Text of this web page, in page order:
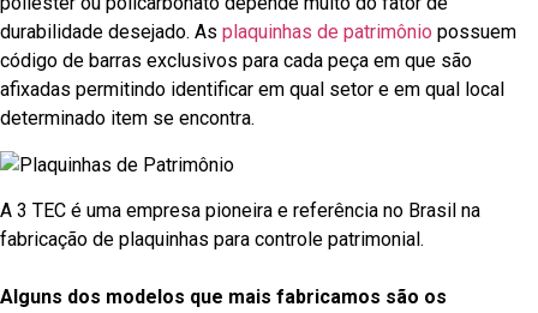
durabilidade desejado. As plaquinhas de patrimônio possuem
código de barras exclusivos para cada peça em que são
afixadas permitindo identificar em qual setor e em qual local
determinado item se encontra.
A 3 TEC é uma empresa pioneira e referência no Brasil na
fabricação de plaquinhas para controle patrimonial.
Alguns dos modelos que mais fabricamos são os